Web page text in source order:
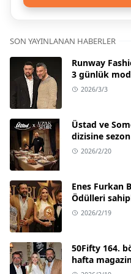
SON YAYINLANAN HABERLER
Runway
3 günlük
2026/3/3
Üstad ve
dizisine
2026/2/20
Enes Furkan
Ödülleri
2026/2/19
50Fifty 164.
hafta